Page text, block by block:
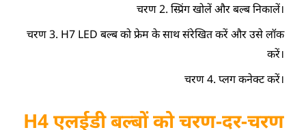
चरण 2. स्प्रिंग खोलें और बल्ब निकालें।
चरण 3. H7 LED बल्ब को फ्रेम के साथ संरेखित करें और उसे लॉक
करें।
चरण 4. प्लग कनेक्ट करें।
H4 एलईडी बल्बों को चरण-दर-चरण